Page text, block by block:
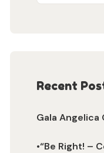
Recent
Gala Angelica
•“Be Right! –